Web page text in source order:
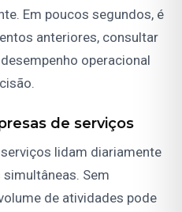
Em poucos segundos, é
anteriores, consultar
operacional
de serviços
lidam diariamente
Sem
de atividades pode